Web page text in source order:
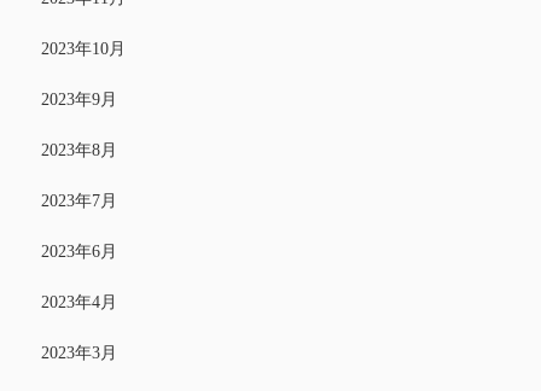
2023年10月
2023年9月
2023年8月
2023年7月
2023年6月
2023年4月
2023年3月